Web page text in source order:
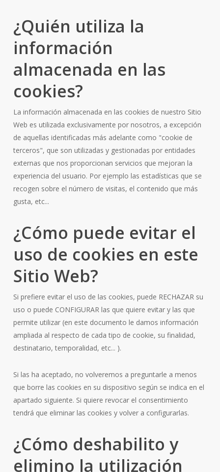
¿Quién utiliza la
información
almacenada en las
cookies?
La información almacenada en las cookies de nuestro Sitio
Web es utilizada exclusivamente por nosotros, a excepción
de aquellas identificadas más adelante como "cookie de
terceros", que son utilizadas y gestionadas por entidades
externas que nos proporcionan servicios que mejoran la
experiencia del usuario. Por ejemplo las estadísticas que se
recogen sobre el número de visitas, el contenido que más
gusta, etc...
¿Cómo puede evitar el
uso de cookies en este
Sitio Web?
Si prefiere evitar el uso de las cookies, puede RECHAZAR su
uso o puede CONFIGURAR las que quiere evitar y las que
permite utilizar (en este documento le damos información
ampliada al respecto de cada tipo de cookie, su finalidad,
destinatario, temporalidad, etc... ).
Si las ha aceptado, no volveremos a preguntarle a menos
que borre las cookies en su dispositivo según se indica en el
apartado siguiente. Si quiere revocar el consentimiento
tendrá que eliminar las cookies y volver a configurarlas.
¿Cómo deshabilito y
elimino la utilización